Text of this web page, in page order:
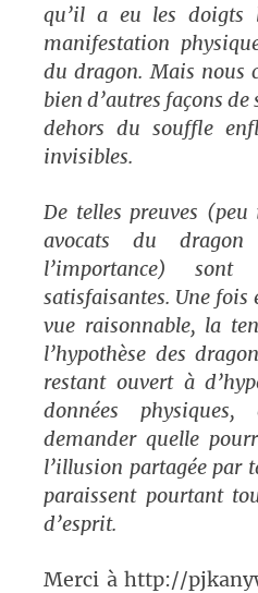
qu’il a eu les doigts
manifestation
du dragon. Mais nous
bien d’autres façons
dehors du souffle
invisibles.
De telles preuves
avocats du
l’importance)
satisfaisantes. Une fois
vue raisonnable, la
l’hypothèse des
restant ouvert à
données
demander quelle
l’illusion partagée par
paraissent pourtant
d’esprit.
Merci à http://